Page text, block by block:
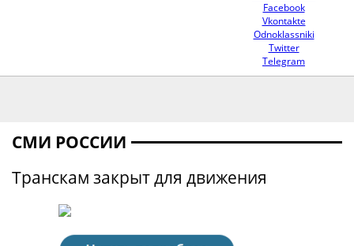
Facebook
Vkontakte
Odnoklassniki
Twitter
Telegram
СМИ РОССИИ
Транскам закрыт для движения